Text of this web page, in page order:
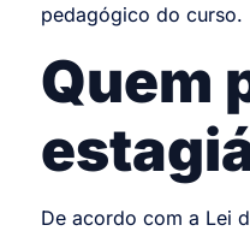
pedagógico do curso.
Quem
De acordo com a Lei